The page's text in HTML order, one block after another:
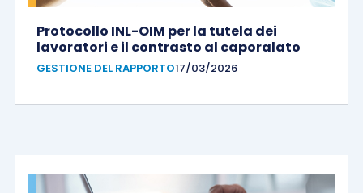
Protocollo INL-OIM per la tutela dei
lavoratori e il contrasto al caporalato
GESTIONE DEL RAPPORTO17/03/2026